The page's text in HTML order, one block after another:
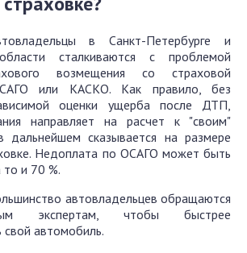
в Санкт-Петербурге и
сталкиваются с проблемой
возмещения со страховой
или КАСКО. Как правило, без
оценки ущерба после ДТП,
направляет на расчет к "своим"
дальнейшем сказывается на размере
Недоплата по ОСАГО может быть
и 70 %.
автовладельцев обращаются
экспертам, чтобы быстрее
автомобиль.